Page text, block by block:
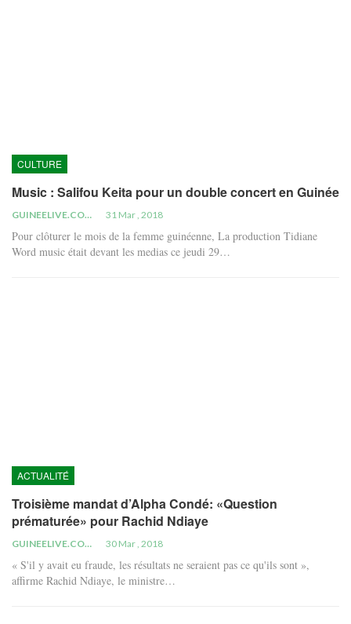
CULTURE
Music : Salifou Keita pour un double concert en Guinée
GUINEELIVE.COM 31 Mar , 2018
Pour clôturer le mois de la femme guinéenne, La production Tidiane
Word music était devant les medias ce jeudi 29…
ACTUALITÉ
Troisième mandat d’Alpha Condé: «Question
prématurée» pour Rachid Ndiaye
GUINEELIVE.COM 30 Mar , 2018
« S'il y avait eu fraude, les résultats ne seraient pas ce qu'ils sont »,
affirme Rachid Ndiaye, le ministre…